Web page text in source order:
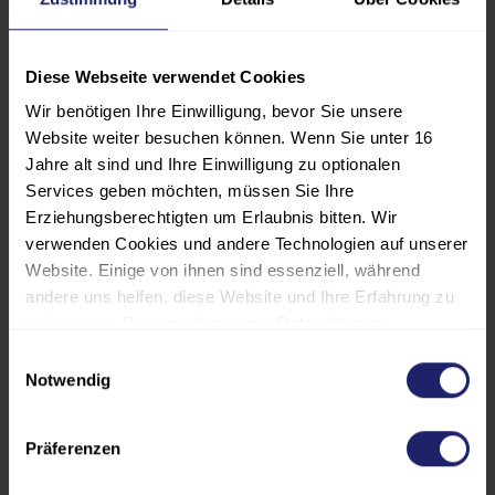
Diese Webseite verwendet Cookies
Wir benötigen Ihre Einwilligung, bevor Sie unsere
Website weiter besuchen können. Wenn Sie unter 16
Jahre alt sind und Ihre Einwilligung zu optionalen
Services geben möchten, müssen Sie Ihre
Erziehungsberechtigten um Erlaubnis bitten. Wir
verwenden Cookies und andere Technologien auf unserer
Website. Einige von ihnen sind essenziell, während
andere uns helfen, diese Website und Ihre Erfahrung zu
personalisierte Anzeigen und Inhalte oder die Messung
von Anzeigen und Inhalten. Weitere Informationen über
Datenschutzerklärung. Es besteht keine Verpflichtung, in
Notwendig
Präferenzen
PROGRAMM
TEILNEHMER:INNENKREIS
VERANSTALTUNGSORT UND HOTEL
GEBÜHREN UND